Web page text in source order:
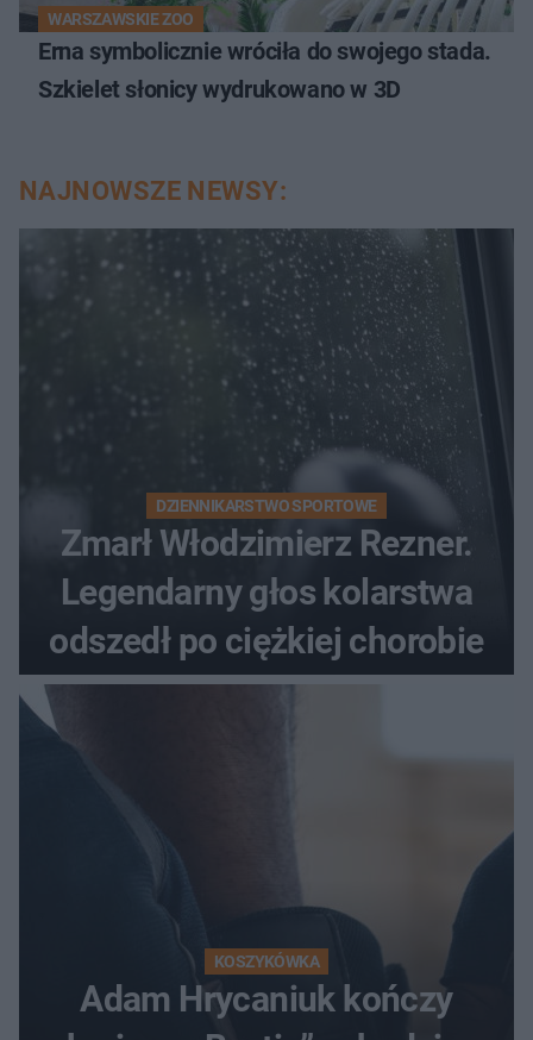
WARSZAWSKIE ZOO
Erna symbolicznie wróciła do swojego stada.
Szkielet słonicy wydrukowano w 3D
NAJNOWSZE NEWSY:
DZIENNIKARSTWO SPORTOWE
Zmarł Włodzimierz Rezner.
Legendarny głos kolarstwa
odszedł po ciężkiej chorobie
KOSZYKÓWKA
Adam Hrycaniuk kończy